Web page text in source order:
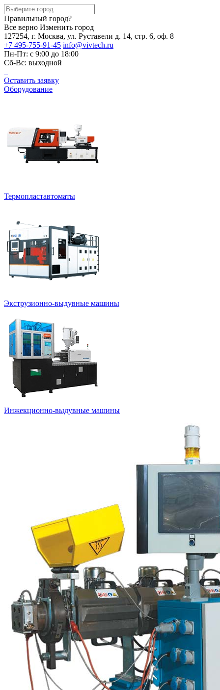
Правильный город?
Все верно Изменить город
127254, г. Москва, ул. Руставели д. 14, стр. 6, оф. 8
+7 495-755-91-45 info@vivtech.ru
Пн-Пт: с 9:00 до 18:00
Сб-Вс: выходной
Оставить заявку
Оборудование
Термопластавтоматы
Экструзионно-выдувные машины
Инжекционно-выдувные машины